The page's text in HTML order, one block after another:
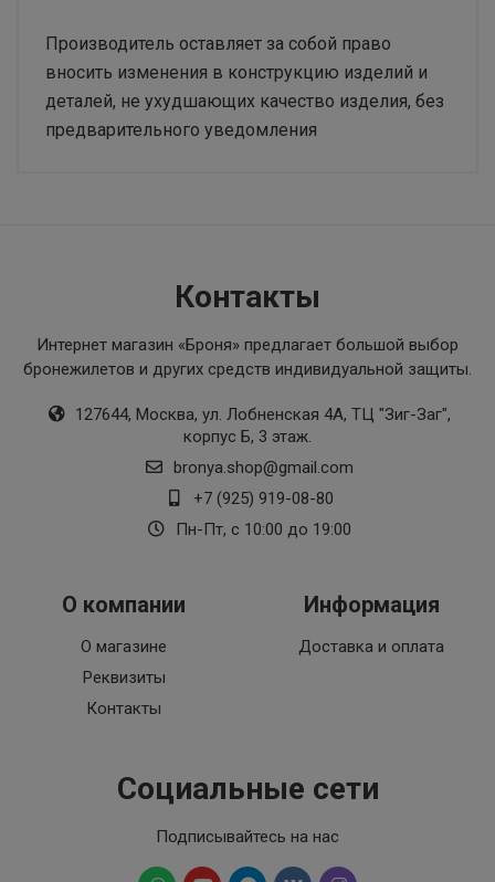
Производитель оставляет за собой право
вносить изменения в конструкцию изделий и
деталей, не ухудшающих качество изделия, без
предварительного уведомления
Контакты
Интернет магазин «Броня» предлагает большой выбор
бронежилетов и других средств индивидуальной защиты.
127644, Москва, ул. Лобненская 4А, ТЦ "Зиг-Заг",
корпус Б, 3 этаж.
bronya.shop@gmail.com
+7 (925) 919-08-80
Пн-Пт, с 10:00 до 19:00
О компании
О магазине
Реквизиты
Контакты
Информация
Доставка и оплата
Социальные сети
Подписывайтесь на нас